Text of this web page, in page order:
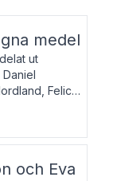
medel
ut
Felicia
och Eva